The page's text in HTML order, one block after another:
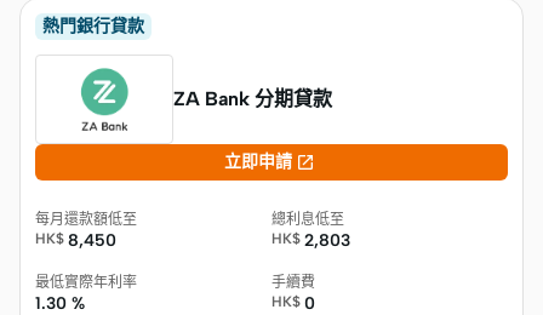
熱門銀行貸款
ZA Bank 分期貸款
立即申請 
每月還款額低至
HK$ 8,450
總利息低至
HK$ 2,803
最低實際年利率
1.30 %
手續費
HK$ 0